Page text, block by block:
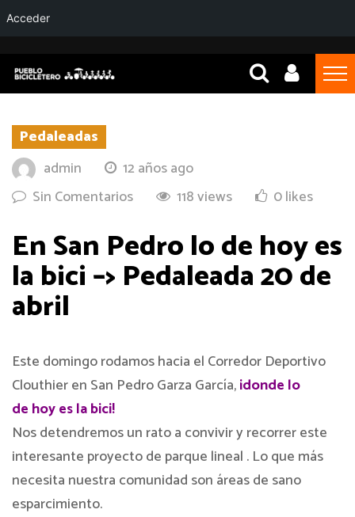
Pedaleadas
admin
12 años ago
Sin Comentarios
118 views 0 likes
En San Pedro lo de hoy es
la bici –> Pedaleada 20 de
abril
Este domingo rodamos hacia el Corredor Deportivo
Clouthier en San Pedro Garza García,¡donde lo
de hoy es la bici!
Nos detendremos un rato a convivir y recorrer este
interesante proyecto de parque lineal . Lo que más
necesita nuestra comunidad son áreas de sano
esparcimiento.
Acceder